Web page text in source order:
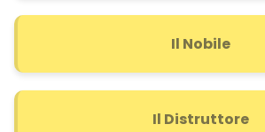
Il Nobile
Il Distruttore